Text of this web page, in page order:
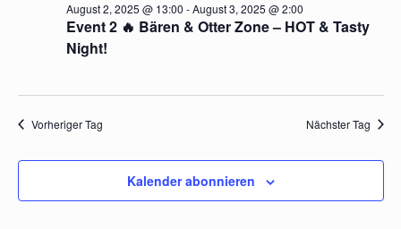
Event 2 🔥 Bären & Otter Zone – HOT & Tasty
Night!
August 2, 2025 @ 13:00 -August 3, 2025 @ 2:00
Vorheriger Tag Nächster Tag
Kalender abonnieren